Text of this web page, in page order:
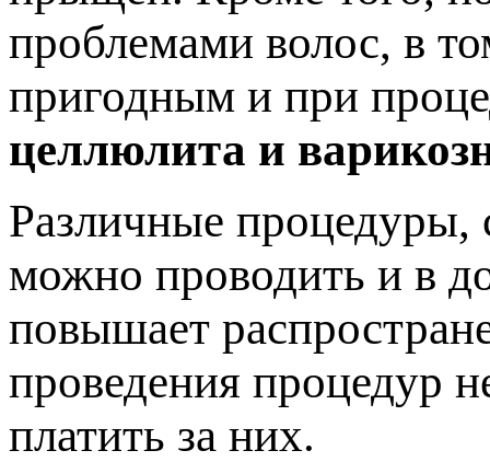
проблемами волос, в
пригодным и при
целлюлита и
Различные процедуры,
можно проводить и в
повышает
проведения процедур
платить за них.